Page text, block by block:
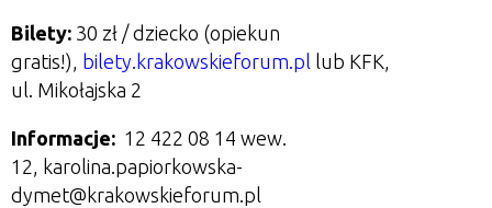
Bilety: 30 zł / dziecko (opiekun
gratis!), bilety.krakowskieforum.pl lub KFK,
ul. Mikołajska 2
Informacje: 1 2 422 08 14 wew.
12, karolina.papiorkowska-
dymet@krakowskieforum.pl